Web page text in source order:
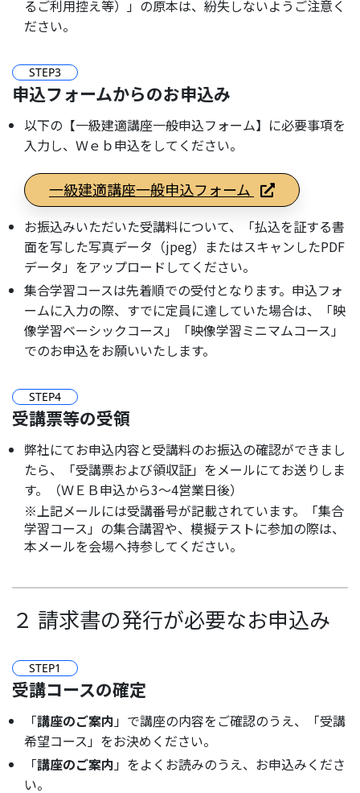
るご利用控え等）」の原本は、紛失しないようご注意く
ださい。
STEP3
申込フォームからのお申込み
以下の【一級建適講座一般申込フォーム】に必要事項を
入力し、Ｗｅｂ申込をしてください。
一級建適講座一般申込フォーム
お振込みいただいた受講料について、「払込を証する書
面を写した写真データ（jpeg）またはスキャンしたPDF
データ」をアップロードしてください。
集合学習コースは先着順での受付となります。申込フォ
ームに入力の際、すでに定員に達していた場合は、「映
像学習ベーシックコース」「映像学習ミニマムコース」
でのお申込をお願いいたします。
STEP4
受講票等の受領
弊社にてお申込内容と受講料のお振込の確認ができまし
たら、「受講票および領収証」をメールにてお送りしま
す。（ＷＥＢ申込から3～4営業日後）
※上記メールには受講番号が記載されています。「集合
学習コース」の集合講習や、模擬テストに参加の際は、
本メールを会場へ持参してください。
２ 請求書の発行が必要なお申込み
STEP1
受講コースの確定
「講座のご案内」で講座の内容をご確認のうえ、「受講
希望コース」をお決めください。
「講座のご案内」をよくお読みのうえ、お申込みくださ
い。